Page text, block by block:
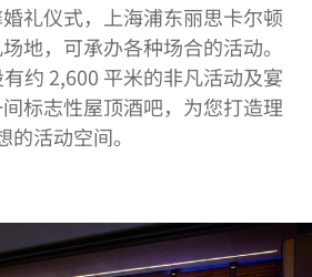
礼仪式，上海浦东丽思卡尔顿
地，可承办各种场合的活动。
约 2,600 平米的非凡活动及宴
标志性屋顶酒吧，为您打造理
的活动空间。